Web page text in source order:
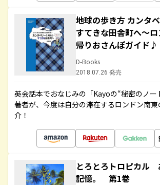
地球の歩き方 カンタ
すてきな田舎町へ～
帰りおさんぽガイド♪
D-Books
2018.07.26 発売
英会話本でおなじみの「Kayoの“秘密のノー
著者が、今度は自分の滞在するロンドン南
介！
とろとろトロピカル
記憶。 第1巻